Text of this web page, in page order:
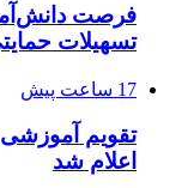
فرصت
تسهیلات حمایتی تا
17 ساعت پیش
تقویم
اعلام شد